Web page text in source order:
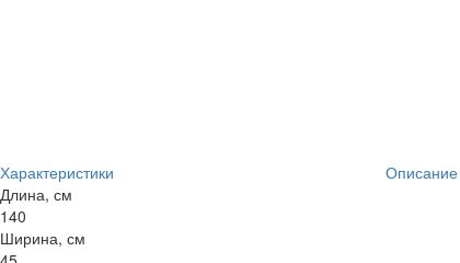
Характеристики
Описание
Длина, см
140
Ширина, см